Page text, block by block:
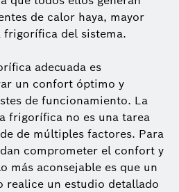
de calor haya, mayor
frigorífica del sistema.
adecuada es
un confort óptimo y
de funcionamiento. La
frigorífica no es una tarea
de múltiples factores. Para
comprometer el confort y
más aconsejable es que un
realice un estudio detallado